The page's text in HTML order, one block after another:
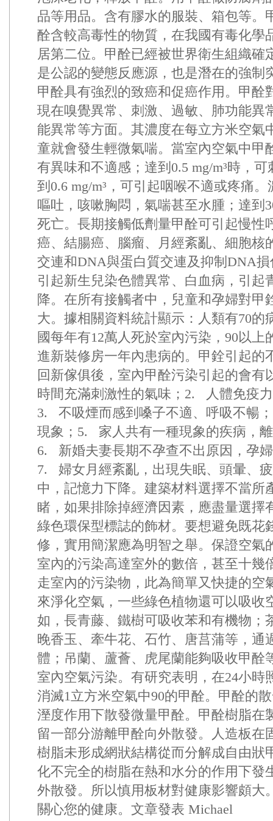
品等用品。含有膠水的服裝、箱包等。
酫含較高毒性的物質，在我國有毒化學
居第二位。甲酫已經被世界衛生組織確
是公認的變態反應源，也是潛在的強制
甲酫具有強烈的致癌和促癌作用。甲酫
現在嗅覺異常、刺激、過敏、肺功能異
能異常等方面。其濃度在每立方米空氣
童就會發生輕微氣喘。當室內空氣中甲
有異味和不適感；達到0.5 mg/m³時，
到0.6 mg/m³，可引起咽喉不適或疼痛
嘔吐，咳嗽胸悶，氣喘甚至水腫；達到
死亡。長期接觸低劑量甲酫可引起慢性
癌、結腸癌、腦瘤、月經紊亂、細胞核
交連和DNA與蛋白質交連及抑制DNA
引起新生兒染色體異常、白血病，引起
降。在所有接觸者中，兒童和孕婦對甲
大。據相關資料統計顯示：人類有70的
國每年有12萬人死於室內污染，90以
進新裝修房一年內患病的。甲銓引起的
回新傢俱後，室內甲酫污染引起的會
時間充滿刺激性的氣味；2. 人體免疫
3. 不吸煙而感到嗓子不適、呼吸不暢
現象；5. 家人共有一種現象的疾病，
6. 新婚夫妻長期不孕查不出原因，孕
7. 婦女月經紊亂，出現失眠、頭暈、
中，記憶力下降。建築材料選擇不當所
睹，如果排除掉經濟因素，應盡量選擇
綠色環保型標誌的飾材。要想避免既花
修，實用簡潔應為明智之舉。保證空氣
室內的污染高達室外的數倍，甚至十幾
走室內的污染物，此為簡單又快捷的空
來淨化空氣，一些綠色植物還可以吸收
如，長青藤、鐵樹可吸收苯和有機物；
晚香玉、牽牛花、石竹、唐莒蒲等，通
體；吊蘭、蘆薈、虎尾蘭能夠吸收甲酫
室內空氣污染。有研究表明，在24小時
消滅1立方米空氣中90的甲酫。甲酫的
溼度作用下散發微量甲酫。甲酫樹脂在
留一部分游離甲酫向外散發。人造板在
樹脂未形成網狀結構從而分解成自由狀
化不完全的樹脂在熱和水分的作用下發
外散發。所以慎用板材對健康影響頗大
關心您的健康。文章發表 Michael